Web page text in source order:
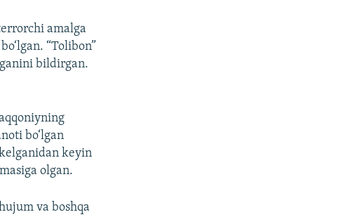
amalga
“Tolibon”
bildirgan.
bo‘lgan
keyin
olgan.
va boshqa